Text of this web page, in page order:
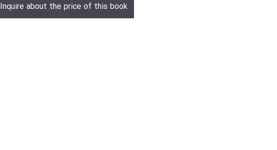
Inquire about the price of this book